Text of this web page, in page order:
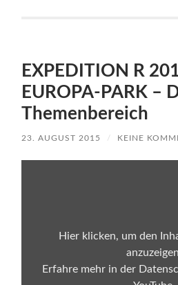
EXPEDITION R
EUROPA-PARK –
Themenbereich
23. AUGUST 2015 / KEINE
Hier klicken, um den
Erfahre mehr in der